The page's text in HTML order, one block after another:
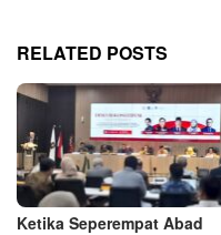
RELATED POSTS
Ketika Seperempat Abad